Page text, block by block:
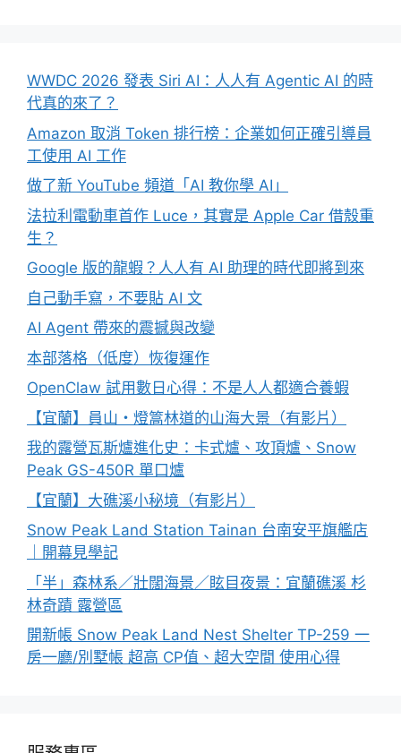
WWDC 2026 發表 Siri AI：人人有 Agentic AI 的時
代真的來了？
Amazon 取消 Token 排行榜：企業如何正確引導員
工使用 AI 工作
做了新 YouTube 頻道「AI 教你學 AI」
法拉利電動車首作 Luce，其實是 Apple Car 借殼重
生？
Google 版的龍蝦？人人有 AI 助理的時代即將到來
自己動手寫，不要貼 AI 文
AI Agent 帶來的震撼與改變
本部落格（低度）恢復運作
OpenClaw 試用數日心得：不是人人都適合養蝦
【宜蘭】員山・燈篙林道的山海大景（有影片）
我的露營瓦斯爐進化史：卡式爐、攻頂爐、Snow
Peak GS-450R 單口爐
【宜蘭】大礁溪小秘境（有影片）
Snow Peak Land Station Tainan 台南安平旗艦店
｜開幕見學記
「半」森林系／壯闊海景／眩目夜景：宜蘭礁溪 杉
林奇蹟 露營區
開新帳 Snow Peak Land Nest Shelter TP-259 一
房一廳/別墅帳 超高 CP值、超大空間 使用心得